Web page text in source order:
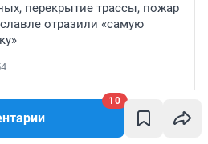
10
перекрытие трассы, пожар
отразили «самую
больничных»: в Ярославле
изувечил пассажира